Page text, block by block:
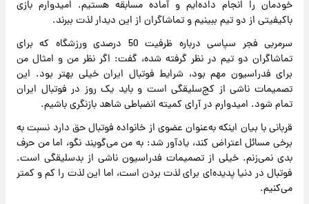
خودمان را انجام داده‌ایم و آماده مسابقه هستیم. امیدوارم بازی
باکیفیتی از دو تیم ببینیم و تماشاگران از این دیدار لذت ببرند.
سرمربی فجر سپاسی درباره ظرفیت 50 درصدی ورزشگاه که برای
تماشاگران دو تیم در نظر گرفته شده، گفت: اگر نظر من و امثال من
برای فدراسیون مهم بود، شرایط فوتبال ایران خیلی بهتر بود. این
تصمیمات ناشی از کج‌سلیقگی است و باید یک روز در فوتبال ایران
تمام شود. امیدوارم در آرای کمیته انضباطی شاهد بازنگری باشیم.
قربانی با بیان اینکه به‌عنوان عضوی از خانواده فوتبال حق دارد نسبت به
برخی مسائل اعتراض کند، یادآور شد: به من می‌گویند نگو، اما من حرف
بدی نمی‌زنم. خیلی از تصمیمات فدراسیون ناشی از بدسلیقگی است.
فوتبال در دنیا پدیده‌ای برای لذت بردن است، اما این لذت را کم و کمتر
می‌کنیم.